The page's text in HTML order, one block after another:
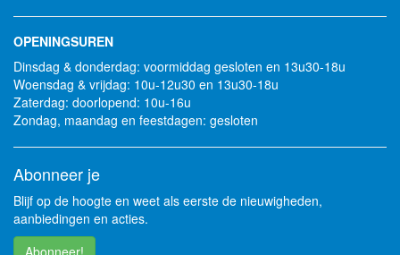
OPENINGSUREN
Dinsdag & donderdag: voormiddag gesloten en 13u30-18u
Woensdag & vrijdag: 10u-12u30 en 13u30-18u
Zaterdag: doorlopend: 10u-16u
Zondag, maandag en feestdagen: gesloten
Abonneer je
Blijf op de hoogte en weet als eerste de nieuwigheden,
aanbiedingen en acties.